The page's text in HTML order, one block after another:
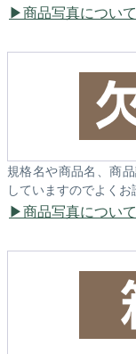
商品写真につい
規格名や商品名、商
していますのでよくお
商品写真につい